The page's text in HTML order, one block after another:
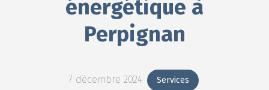
énergétique à
Perpignan
7 décembre 2024 Services